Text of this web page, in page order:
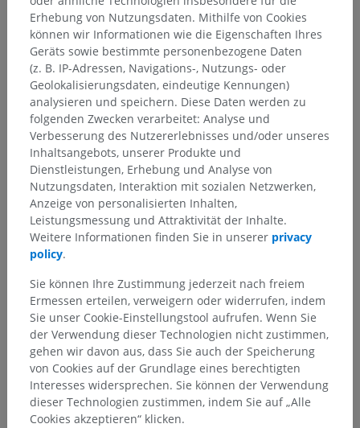
Erhebung von Nutzungsdaten. Mithilfe von Cookies
können wir Informationen wie die Eigenschaften Ihres
Geräts sowie bestimmte personenbezogene Daten
(z. B. IP-Adressen, Navigations-, Nutzungs- oder
Geolokalisierungsdaten, eindeutige Kennungen)
analysieren und speichern. Diese Daten werden zu
folgenden Zwecken verarbeitet: Analyse und
Verbesserung des Nutzererlebnisses und/oder unseres
Inhaltsangebots, unserer Produkte und
Dienstleistungen, Erhebung und Analyse von
Nutzungsdaten, Interaktion mit sozialen Netzwerken,
Anzeige von personalisierten Inhalten,
Leistungsmessung und Attraktivität der Inhalte.
Weitere Informationen finden Sie in unserer privacy
policy.
Sie können Ihre Zustimmung jederzeit nach freiem
Ermessen erteilen, verweigern oder widerrufen, indem
Sie unser Cookie-Einstellungstool aufrufen. Wenn Sie
der Verwendung dieser Technologien nicht zustimmen,
gehen wir davon aus, dass Sie auch der Speicherung
von Cookies auf der Grundlage eines berechtigten
Interesses widersprechen. Sie können der Verwendung
dieser Technologien zustimmen, indem Sie auf „Alle
Cookies akzeptieren“ klicken.